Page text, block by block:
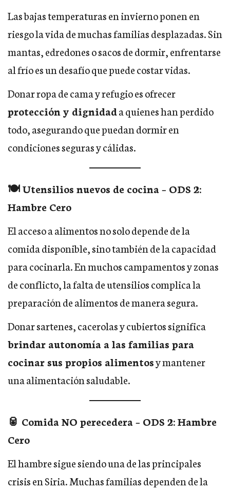
Las bajas temperaturas en invierno ponen en
riesgo la vida de muchas familias desplazadas. Sin
mantas, edredones o sacos de dormir, enfrentarse
al frío es un desafío que puede costar vidas.
Donar ropa de cama y refugio es ofrecer
protección y dignidada quienes han perdido
todo, asegurando que puedan dormir en
condiciones seguras y cálidas.
🍽️ Utensilios nuevos de cocina – ODS 2:
Hambre Cero
El acceso a alimentos no solo depende de la
comida disponible, sino también de la capacidad
para cocinarla. En muchos campamentos y zonas
de conflicto, la falta de utensilios complica la
preparación de alimentos de manera segura.
Donar sartenes, cacerolas y cubiertos significa
brindar autonomía a las familias para
cocinar sus propios alimentosy mantener
una alimentación saludable.
🥫 Comida NO perecedera – ODS 2: Hambre
Cero
El hambre sigue siendo una de las principales
crisis en Siria. Muchas familias dependen de la